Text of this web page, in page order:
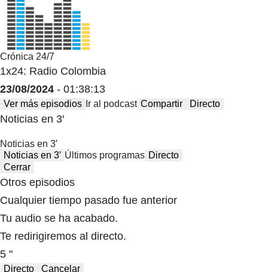
Crónica 24/7
1x24: Radio Colombia
23/08/2024 - 01:38:13
Ver más episodios Ir al podcast Compartir Directo
Noticias en 3′
Noticias en 3′
Noticias en 3′ Últimos programas Directo
Cerrar
Otros episodios
Cualquier tiempo pasado fue anterior
Tu audio se ha acabado.
Te redirigiremos al directo.
5 "
Directo Cancelar